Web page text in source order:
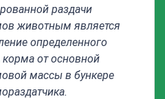
раздачи
животным является
определенного
корма от основной
массы в бункере